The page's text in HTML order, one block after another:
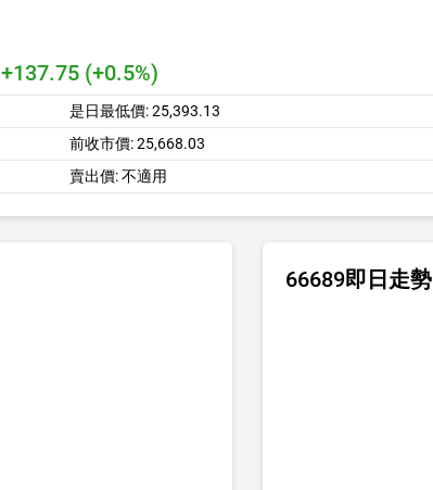
+137.75 (+0.5%)
是日最低價:25,393.13
前收市價:25,668.03
賣出價:不適用
66689即日走勢